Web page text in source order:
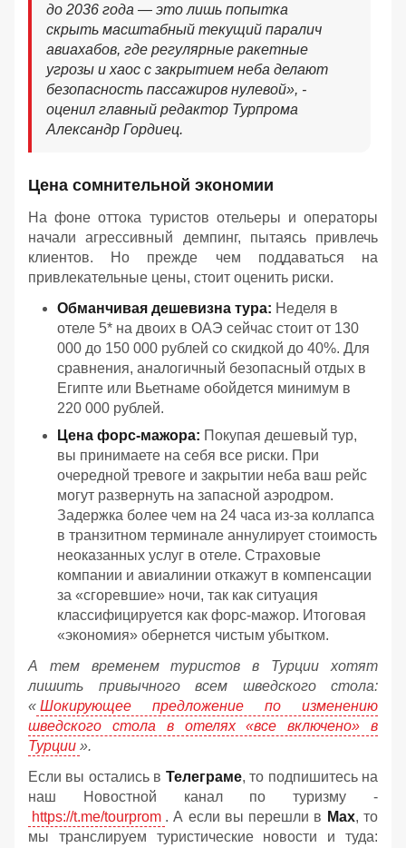
до 2036 года — это лишь попытка
скрыть масштабный текущий паралич
авиахабов, где регулярные ракетные
угрозы и хаос с закрытием неба делают
безопасность пассажиров нулевой», -
оценил главный редактор Турпрома
Александр Гордиец.
Цена сомнительной экономии
На фоне оттока туристов отельеры и операторы
начали агрессивный демпинг, пытаясь привлечь
клиентов. Но прежде чем поддаваться на
привлекательные цены, стоит оценить риски.
Обманчивая дешевизна тура: Неделя в
отеле 5* на двоих в ОАЭ сейчас стоит от 130
000 до 150 000 рублей со скидкой до 40%. Для
сравнения, аналогичный безопасный отдых в
Египте или Вьетнаме обойдется минимум в
220 000 рублей.
Цена форс-мажора: Покупая дешевый тур,
вы принимаете на себя все риски. При
очередной тревоге и закрытии неба ваш рейс
могут развернуть на запасной аэродром.
Задержка более чем на 24 часа из-за коллапса
в транзитном терминале аннулирует стоимость
неоказанных услуг в отеле. Страховые
компании и авиалинии откажут в компенсации
за «сгоревшие» ночи, так как ситуация
классифицируется как форс-мажор. Итоговая
«экономия» обернется чистым убытком.
А тем временем туристов в Турции хотят
лишить привычного всем шведского стола:
« Шокирующее предложение по изменению
шведского стола в отелях «все включено» в
Турции ».
Если вы остались в Телеграме, то подпишитесь на
наш Новостной канал по туризму -
https://t.me/tourprom . А если вы перешли в Мах, то
мы транслируем туристические новости и туда: